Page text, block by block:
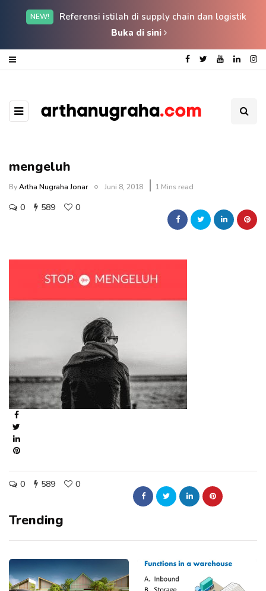
NEW!
Referensi istilah di supply chain dan logistik
Buka di sini
mengeluh
ByArtha Nugraha Jonar Juni 8, 2018 1 Mins read
0 589 0
0 589 0
Trending